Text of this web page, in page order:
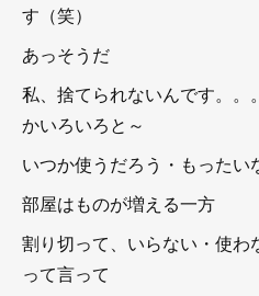
す（笑）
あっそうだ
私、捨てられないんです。。
かいろいろと～
いつか使うだろう・もったい
部屋はものが増える一方
割り切って、いらない・使わ
って言って